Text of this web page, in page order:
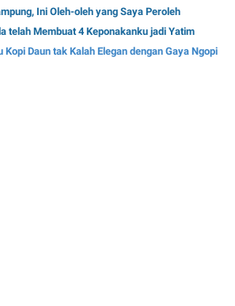
Ini Oleh-oleh yang Saya Peroleh
telah Membuat 4 Keponakanku jadi Yatim
Daun tak Kalah Elegan dengan Gaya Ngopi